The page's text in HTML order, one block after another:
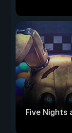
Five Nights